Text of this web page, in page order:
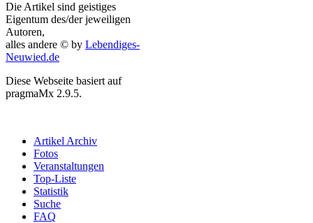
Die Artikel sind geistiges
Eigentum des/der jeweiligen
Autoren,
alles andere © by Lebendiges-
Neuwied.de
Diese Webseite basiert auf
pragmaMx 2.9.5.
Artikel Archiv
Fotos
Veranstaltungen
Top-Liste
Statistik
Suche
FAQ